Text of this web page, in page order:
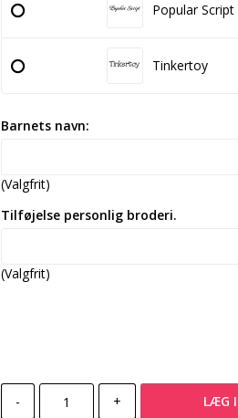
Popular Script
Tinkertoy
Barnets navn:
(Valgfrit)
Tilføjelse personlig broderi.
(Valgfrit)
- + LÆG